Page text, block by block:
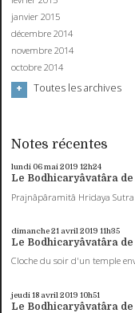
janvier 2015
décembre 2014
novembre 2014
octobre 2014
Toutes les archives
Notes récentes
lundi 06mai 2019 12h24
Le Bodhicaryâvatâra
Prajnâpâramitâ Hridaya Sutra
dimanche 21 avril 2019 11h35
Le Bodhicaryâvatâra
Cloche du soir d'un temple
jeudi 18 avril 2019 10h51
Le Bodhicaryâvatâra